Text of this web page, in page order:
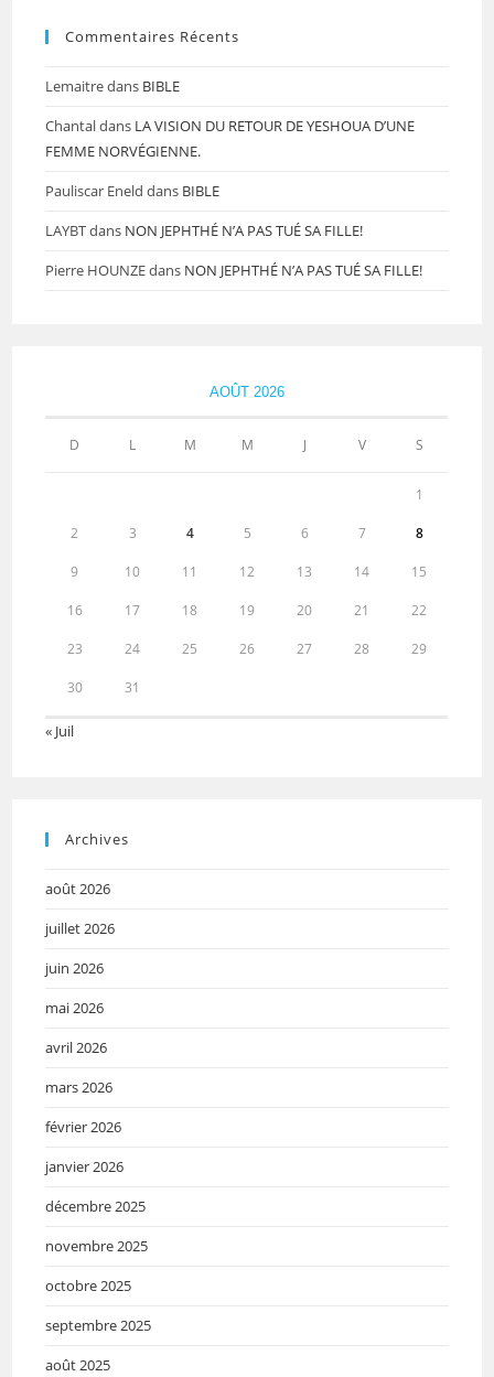
Commentaires Récents
Lemaitredans BIBLE
Chantaldans LA VISION DU RETOUR DE YESHOUA D’UNE
FEMME NORVÉGIENNE.
Pauliscar Eneld dans BIBLE
LAYBTdans NON JEPHTHÉ N’A PAS TUÉ SA FILLE!
Pierre HOUNZEdans NON JEPHTHÉ N’A PAS TUÉ SA FILLE!
AOÛT 2026
D L M M J V S
1
2 3 4 5 6 7 8
9 10 11 12 13 14 15
16 17 18 19 20 21 22
23 24 25 26 27 28 29
30 31
« Juil
Archives
août 2026
juillet 2026
juin 2026
mai 2026
avril 2026
mars 2026
février 2026
janvier 2026
décembre 2025
novembre 2025
octobre 2025
septembre 2025
août 2025